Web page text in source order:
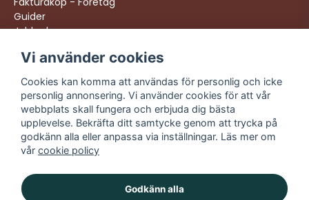
Guider
Jobba hos oss
Följ oss:
Instagram
Facebook
TikTok
YouTube
Vi levererar:
Snabba leveranser
Trygga köp
Fri frakt över 499:-
Trevlig kundtjänst
Vi använder cookies
Cookies kan komma att användas för personlig och icke
personlig annonsering. Vi använder cookies för att vår
webbplats skall fungera och erbjuda dig bästa
upplevelse. Bekräfta ditt samtycke genom att trycka på
godkänn alla eller anpassa via inställningar. Läs mer om
vår cookie policy
Godkänn alla